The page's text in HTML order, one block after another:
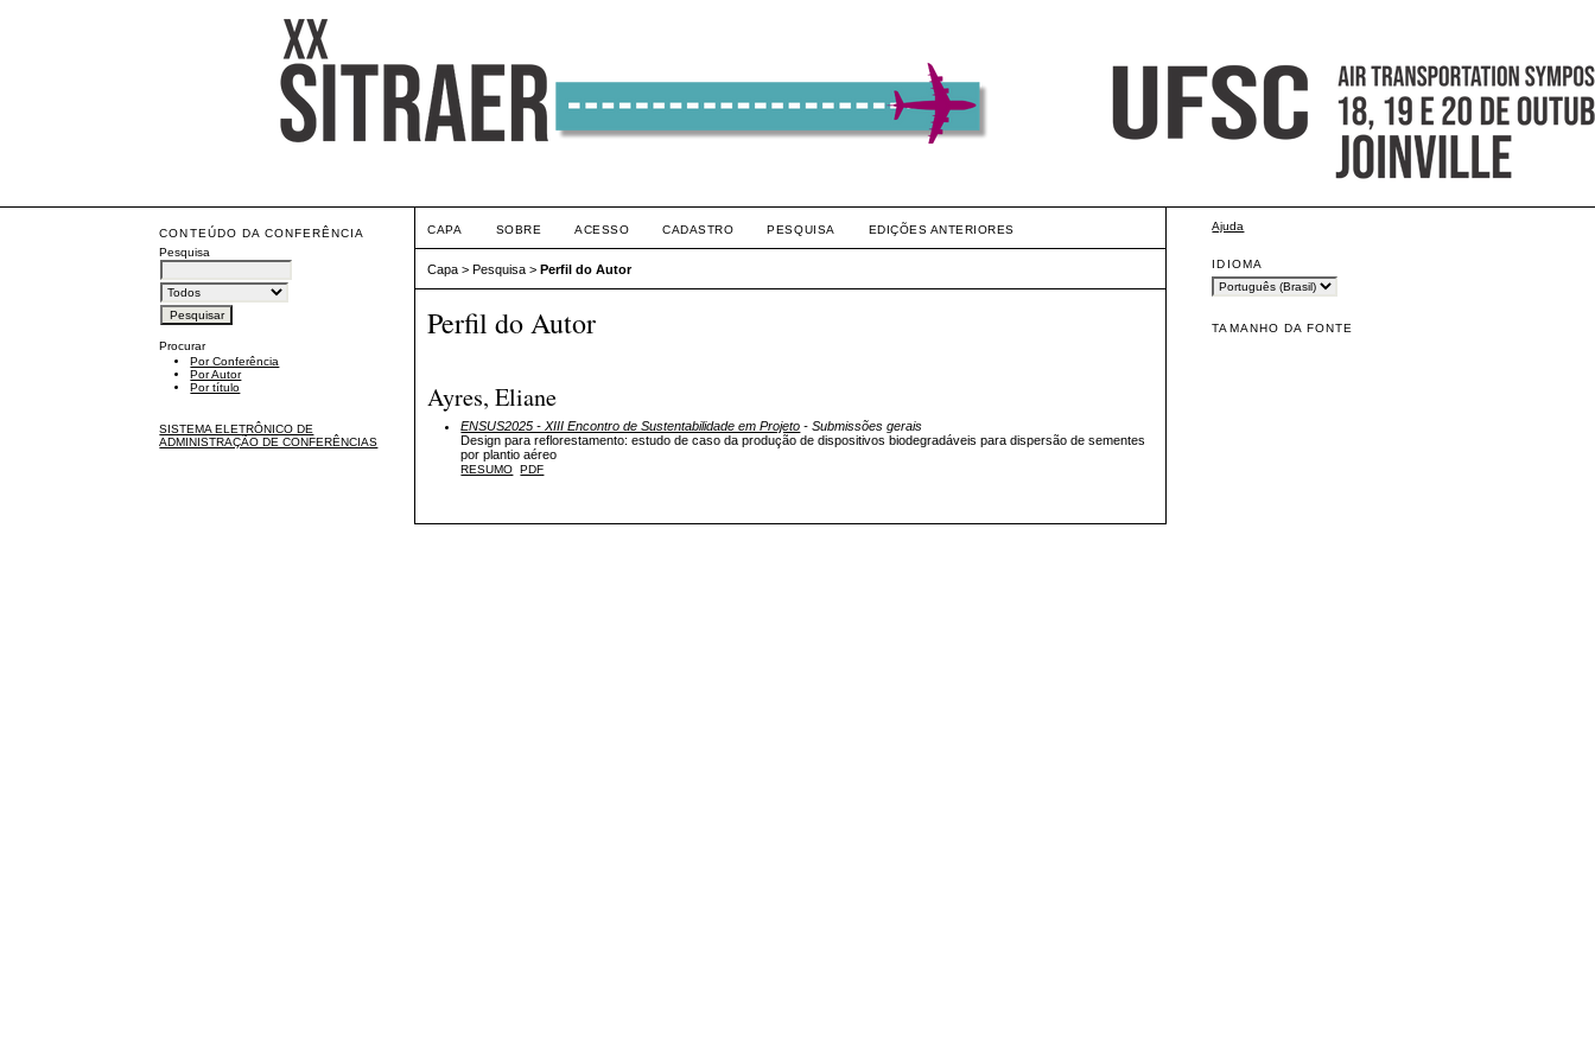
CONTEÚDO DA CONFERÊNCIA
Pesquisa
Procurar
Por Conferência
Por Autor
Por título
SISTEMA ELETRÔNICO DE
ADMINISTRAÇÃO DE CONFERÊNCIAS
Ajuda
IDIOMA
TAMANHO DA FONTE
CAPA SOBRE ACESSO CADASTRO PESQUISA EDIÇÕES ANTERIORES
Capa >Pesquisa >Perfil do Autor
Perfil do Autor
Ayres, Eliane
ENSUS2025 - XIII Encontro de Sustentabilidade em Projeto - Submissões gerais
Design para reflorestamento: estudo de caso da produção de dispositivos biodegradáveis para dispersão de sementes
por plantio aéreo
RESUMO PDF